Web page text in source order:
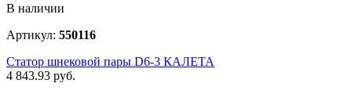
В наличии
Артикул: 550116
Статор шнековой пары D6-3 КАЛЕТА
4 843.93 руб.